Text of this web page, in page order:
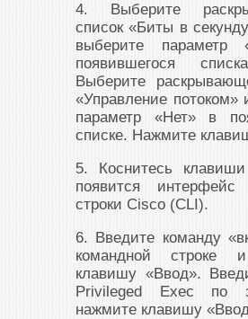
4. Выберите
список «Биты в
выберите параметр
появившегося
Выберите
«Управление потоком»
параметр «Нет» в
списке. Нажмите
5. Коснитесь
появится интерфейс
строки Cisco (CLI).
6. Введите команду
командной строке
клавишу «Ввод».
Privileged Exec по
нажмите клавишу